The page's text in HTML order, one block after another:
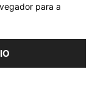
para a